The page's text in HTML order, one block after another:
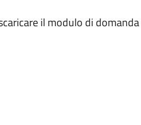
il modulo di